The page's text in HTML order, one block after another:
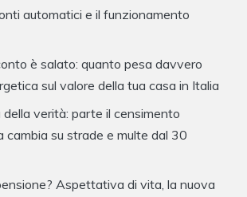
automatici e il funzionamento
è salato: quanto pesa davvero
sul valore della tua casa in Italia
della verità: parte il censimento
cambia su strade e multe dal 30
Aspettativa di vita, la nuova